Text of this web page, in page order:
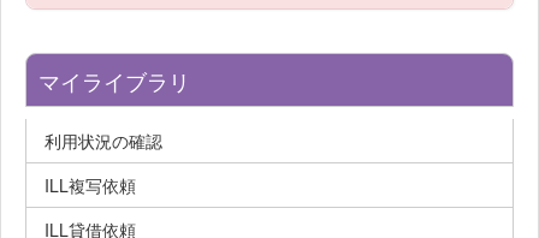
マイライブラリ
利用状況の確認
ILL複写依頼
ILL貸借依頼